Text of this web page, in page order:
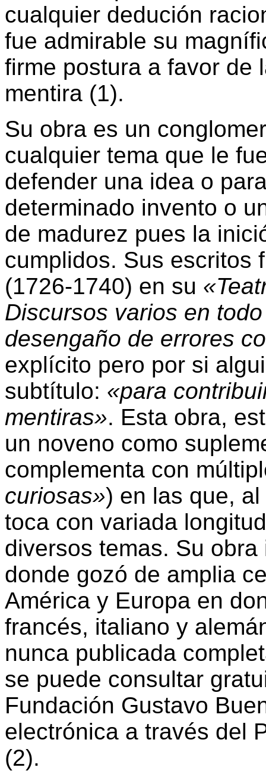
cualquier dedución
fue admirable su
firme postura a favor de
mentira (1).
Su obra es un
cualquier tema que le
defender una idea o
determinado invento o
de madurez pues la
cumplidos. Sus escritos
(1726-1740) en su
Discursos varios en
desengaño de errores
explícito pero por si
subtítulo: «para
mentiras». Esta obra,
un noveno como
complementa con
curiosas») en las que,
toca con variada
diversos temas. Su
donde gozó de amplia
América y Europa en
francés, italiano y
nunca publicada
se puede consultar
Fundación Gustavo
electrónica a través del
(2).